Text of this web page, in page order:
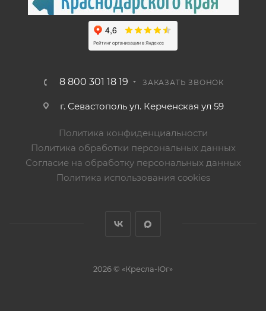
8 800 301 18 19 ЗАКАЗАТЬ ЗВОНОК
г. Севастополь ул. Керченская ул 59
Политика конфиденциальности
Политика обработки персональных данных
Согласие на обработку персональных данных
Политика использования cookies
2026 © «Кресла-Юг»